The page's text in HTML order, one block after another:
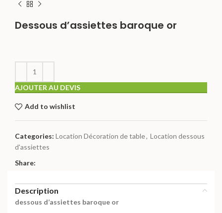
Dessous d’assiettes baroque or
AJOUTER AU DEVIS
Add to wishlist
Categories: Location Décoration de table, Location dessous
d'assiettes
Share:
Description
dessous d’assiettes baroque or